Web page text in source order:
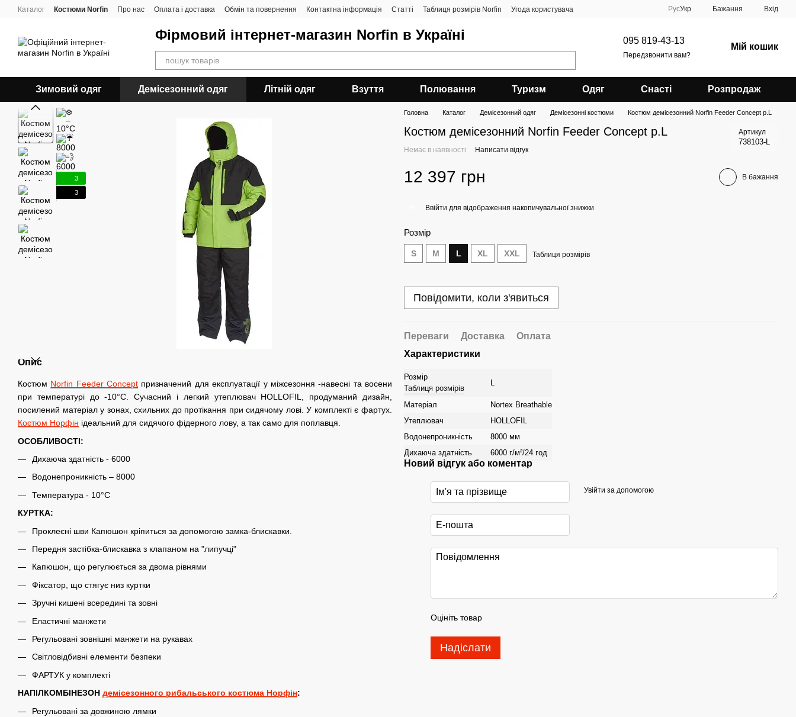
Перейти до основного контенту
Каталог Костюми Norfin Про нас Оплата і доставка Обмін та повернення Контактна інформація Статті Таблиця розмірів Norfin Угода користувача РусУкр Бажання Вхід
Фірмовий інтернет-магазин Norfin в Україні 095 819-43-13
Передзвонити вам?
Мій кошик
Зимовий одяг Демісезонний одяг Літній одяг Взуття Полювання Туризм Одяг Снасті Розпродаж
3
3
Опис
Костюм Norfin Feeder Concept призначений для експлуатації у міжсезоння -навесні та восени
при температурі до -10°C. Сучасний і легкий утеплювач HOLLOFIL, продуманий дизайн,
посилений матеріал у зонах, схильних до протікання при сидячому лові. У комплекті є фартух.
Костюм Норфін ідеальний для сидячого фідерного лову, а так само для поплавця.
ОСОБЛИВОСТІ:
Дихаюча здатність - 6000
Водонепроникність – 8000
Температура - 10°C
КУРТКА:
Проклеєні шви Капюшон кріпиться за допомогою замка-блискавки.
Передня застібка-блискавка з клапаном на "липучці"
Капюшон, що регулюється за двома рівнями
Фіксатор, що стягує низ куртки
Зручні кишені всередині та зовні
Еластичні манжети
Регульовані зовнішні манжети на рукавах
Світловідбивні елементи безпеки
ФАРТУК у комплекті
НАПІЛКОМБІНЕЗОН демісезонного рибальського костюма Норфін:
Регульовані за довжиною лямки
Головна Каталог Демісезонний одяг Демісезонні костюми Костюм демісезонний Norfin Feeder Concept р.L
Костюм демісезонний Norfin Feeder Concept р.L Артикул
738103-L
Немає в наявності Написати відгук
12 397 грн В бажання
Ввійти для відображення накопичувальної знижки
Розмір
S M L XL XXL Таблиця розмірів
Повідомити, коли з'явиться
Переваги Доставка
Оплата
Характеристики
Розмір
Таблиця розмірів
L
Матеріал
Nortex Breathable
Утеплювач
HOLLOFIL
Водонепроникність
8000 мм
Дихаюча здатність
6000 г/м²/24 год
Новий відгук або коментар
Увійти за допомогою
Оцініть товар
Надіслати